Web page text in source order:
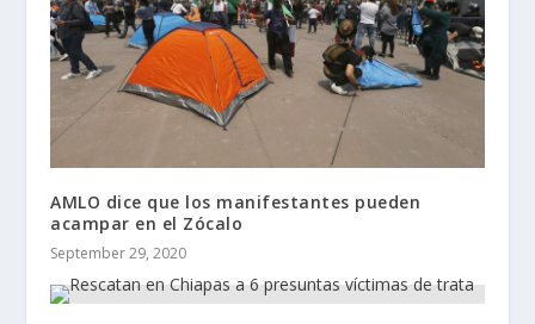
AMLO dice que los manifestantes pueden
acampar en el Zócalo
September 29, 2020